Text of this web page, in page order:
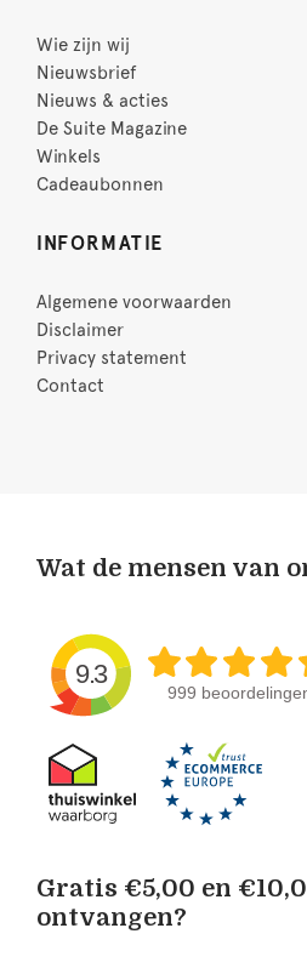
Wie zijn wij
Nieuwsbrief
Nieuws & acties
De Suite Magazine
Winkels
Cadeaubonnen
INFORMATIE
Algemene voorwaarden
Disclaimer
Privacy statement
Contact
Wat de mensen van
9.3
999
Gratis €5,00 en
ontvangen?